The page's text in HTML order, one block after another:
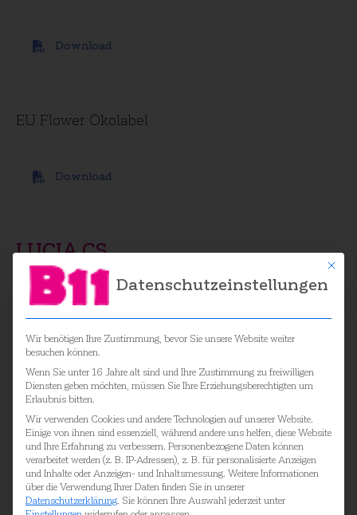
Download
EU Flower Ökolabel
Download
LUCIA CS
Download
Entflammbarkeit (BS EN 13501-1 Un-Adhered)
Download
Mit
Datenschutzeinstellungen
Wir benötigen Ihre Zustimmung, bevor Sie unsere Website weiter
besuchen können.
Wenn Sie unter 16 Jahre alt sind und Ihre Zustimmung zu freiwilligen
Diensten geben möchten, müssen Sie Ihre Erziehungsberechtigten um
Erlaubnis bitten.
Wir verwenden Cookies und andere Technologien auf unserer Website.
Einige von ihnen sind essenziell, während andere uns helfen, diese Website
und Ihre Erfahrung zu verbessern. Personenbezogene Daten können
verarbeitet werden (z. B. IP-Adressen), z. B. für personalisierte Anzeigen
und Inhalte oder Anzeigen- und Inhaltsmessung. Weitere Informationen
über die Verwendung Ihrer Daten finden Sie in unserer
Datenschutzerklärung. Sie können Ihre Auswahl jederzeit unter